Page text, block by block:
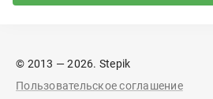
© 2013 — 2026. Stepik
Пользовательское соглашение